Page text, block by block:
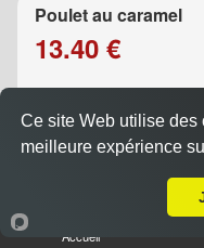
Poulet au caramel
13.40 €
Accueil
Ce site Web utilise des
meilleure expérience